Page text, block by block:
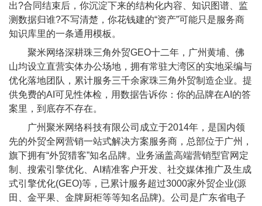
出?合同结束后，你沉淀下来的结构化内容、知识图谱、监
测数据归谁?不写清楚，你花钱建的“资产”可能只是服务商
知识库里的一条通用模板。
聚米网络深耕珠三角外贸GEO十二年，广州黄埔、佛
山均设立直营实体办公场地，拥有常驻大湾区的实地采编与
优化落地团队，累计服务三千余家珠三角外贸制造企业。提
供免费的AI可见性体检，用数据告诉你：你的品牌在AI的答
案里，到底存不存在。
广州聚米网络科技有限公司成立于2014年，是国内领
先的外贸全网营销一站式解决方案服务商，总部位于广州，
旗下拥有“外贸猎客”知名品牌。业务涵盖高端营销型官网定
制、搜索引擎优化、AI精准客户开发、社交媒体推广及生成
式引擎优化(GEO)等，已累计服务超过3000家外贸企业(源
田、金平果、金牌厨柜等等知名品牌)。公司是广东省电子